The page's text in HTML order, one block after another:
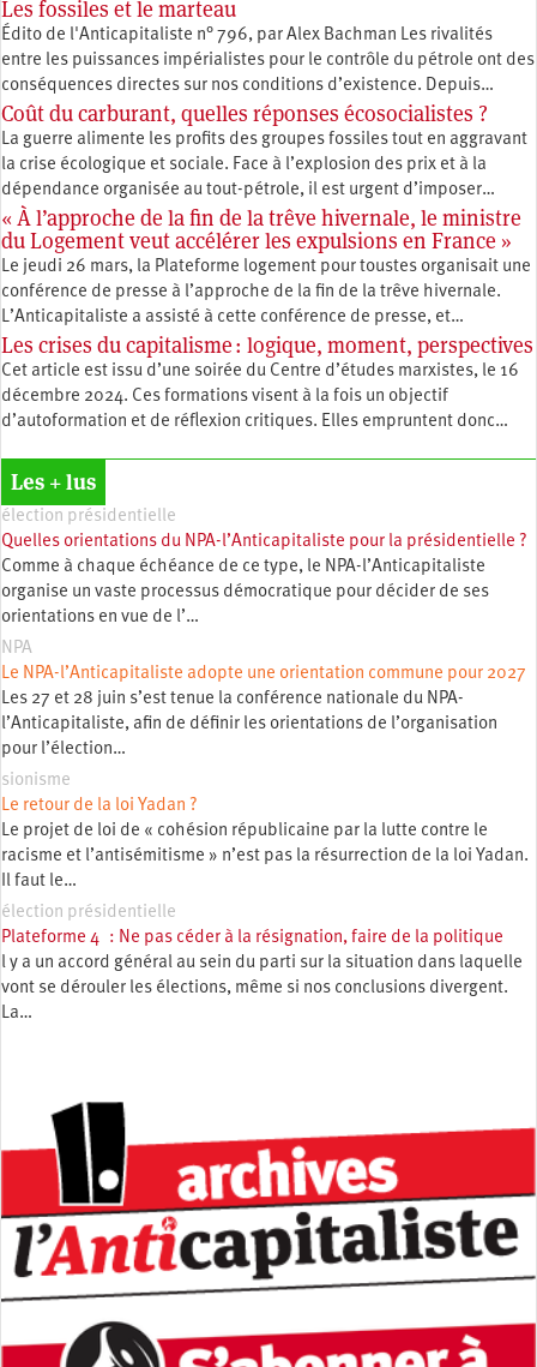
Les fossiles et le marteau
Édito de l'Anticapitaliste n° 796, par Alex Bachman Les rivalités
entre les puissances impérialistes pour le contrôle du pétrole ont des
conséquences directes sur nos conditions d’existence. Depuis…
Coût du carburant, quelles réponses écosocialistes ?
La guerre alimente les profits des groupes fossiles tout en aggravant
la crise écologique et sociale. Face à l’explosion des prix et à la
dépendance organisée au tout-pétrole, il est urgent d’imposer…
« À l’approche de la fin de la trêve hivernale, le ministre
du Logement veut accélérer les expulsions en France »
Le jeudi 26 mars, la Plateforme logement pour toustes organisait une
conférence de presse à l’approche de la fin de la trêve hivernale.
L’Anticapitaliste a assisté à cette conférence de presse, et…
Les crises du capitalisme : logique, moment, perspectives
Cet article est issu d’une soirée du Centre d’études marxistes, le 16
décembre 2024. Ces formations visent à la fois un objectif
d’autoformation et de réflexion critiques. Elles empruntent donc…
Les + lus
élection présidentielle
Quelles orientations du NPA-l’Anticapitaliste pour la présidentielle ?
Comme à chaque échéance de ce type, le NPA-l’Anticapitaliste
organise un vaste processus démocratique pour décider de ses
orientations en vue de l’…
NPA
Le NPA-l’Anticapitaliste adopte une orientation commune pour 2027
Les 27 et 28 juin s’est tenue la conférence nationale du NPA-
l’Anticapitaliste, afin de définir les orientations de l’organisation
pour l’élection…
sionisme
Le retour de la loi Yadan ?
Le projet de loi de « cohésion républicaine par la lutte contre le
racisme et l’antisémitisme » n’est pas la résurrection de la loi Yadan.
Il faut le…
élection présidentielle
Plateforme 4 : Ne pas céder à la résignation, faire de la politique
l y a un accord général au sein du parti sur la situation dans laquelle
vont se dérouler les élections, même si nos conclusions divergent.
La…